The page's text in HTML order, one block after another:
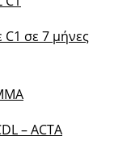
C1 σε 7 μήνες
– ACTA